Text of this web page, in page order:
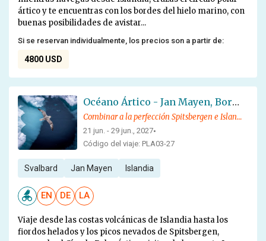
ártico y te encuentras con los bordes del hielo marino, con
buenas posibilidades de avistar...
Si se reservan individualmente, los precios son a partir de:
4800 USD
Océano Ártico - Jan Mayen, Borde del hielo, Spitsbergen, Observación de aves - Solsticio de verano
Combinar a la perfección Spitsbergen e Islandia
21 jun. - 29 jun., 2027•
Código del viaje: PLA03-27
Svalbard Jan Mayen Islandia
EN DE LA
Viaje desde las costas volcánicas de Islandia hasta los
fiordos helados y los picos nevados de Spitsbergen,